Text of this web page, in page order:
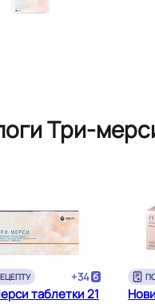
Три-
+34
таблетки 21